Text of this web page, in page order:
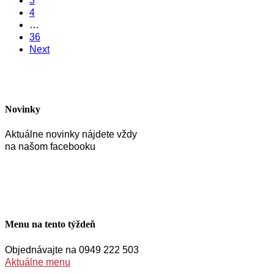
4
…
36
Next
Novinky
Aktuálne novinky nájdete vždy
na našom facebooku
Menu na tento týždeň
Objednávajte na 0949 222 503
Aktuálne menu